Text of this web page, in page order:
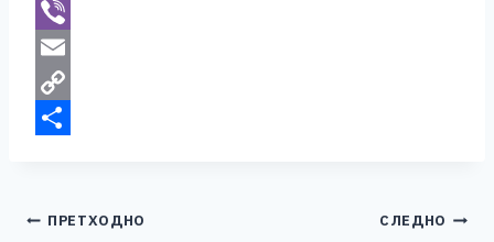
b
o
o
k
s
e
n
g
t
t
e
W
h
a
p
V
b
E
m
l
C
y
a
Навигација
ПРЕТХОДНО СЛЕДНО